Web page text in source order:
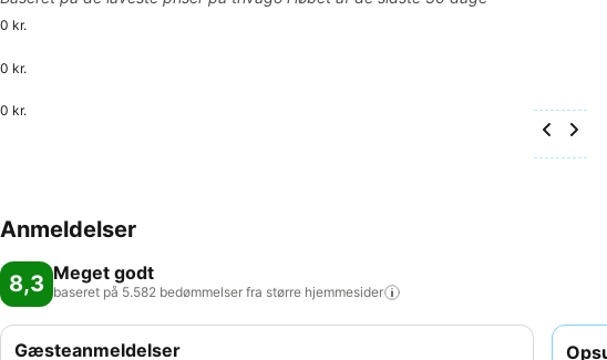
0 kr.
0 kr.
0 kr.
Anmeldelser
8,3 Meget godt
baseret på 5.582 bedømmelser fra større hjemmesider
Gæsteanmeldelser